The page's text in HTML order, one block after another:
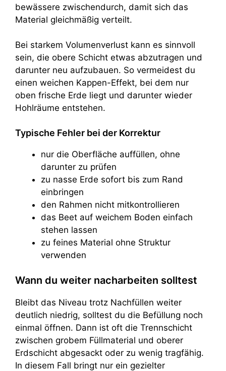
bewässere zwischendurch, damit sich das
Material gleichmäßig verteilt.
Bei starkem Volumenverlust kann es sinnvoll
sein, die obere Schicht etwas abzutragen und
darunter neu aufzubauen. So vermeidest du
einen weichen Kappen-Effekt, bei dem nur
oben frische Erde liegt und darunter wieder
Hohlräume entstehen.
Typische Fehler bei der Korrektur
nur die Oberfläche auffüllen, ohne
darunter zu prüfen
zu nasse Erde sofort bis zum Rand
einbringen
den Rahmen nicht mitkontrollieren
das Beet auf weichem Boden einfach
stehen lassen
zu feines Material ohne Struktur
verwenden
Wann du weiter nacharbeiten solltest
Bleibt das Niveau trotz Nachfüllen weiter
deutlich niedrig, solltest du die Befüllung noch
einmal öffnen. Dann ist oft die Trennschicht
zwischen grobem Füllmaterial und oberer
Erdschicht abgesackt oder zu wenig tragfähig.
In diesem Fall bringt nur ein gezielter